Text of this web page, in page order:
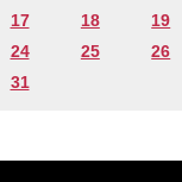
17 18 19
24 25 26
31